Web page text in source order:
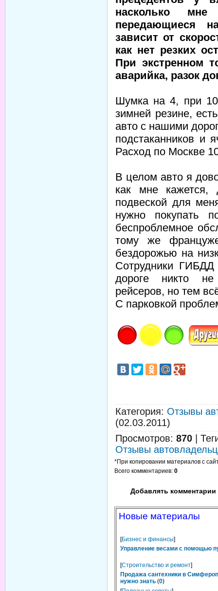
насколько мне
передающиеся
зависит от
как нет резких
При экстренном
аварийка, разок
Шумка на 4, при
зимней резине,
авто с нашими
подстаканников и
Расход по Москве
В целом авто я
как мне
подвеской для
нужно покупать
беспроблемное
тому же
бездорожью на
Сотрудники ГИБДД
дороге никто
рейсеров, но тем
С парковкой
Категория: Отзывы
(02.03.2011)
Просмотров: 870
Отзывы
*При копировании материалов с
Всего комментариев: 0
Добавлять комментарии
Новые материалы
[Бизнес и финансы]
Управление весами с помощью
[Строительство и ремонт]
Продажа сантехники в
нужно знать (0)